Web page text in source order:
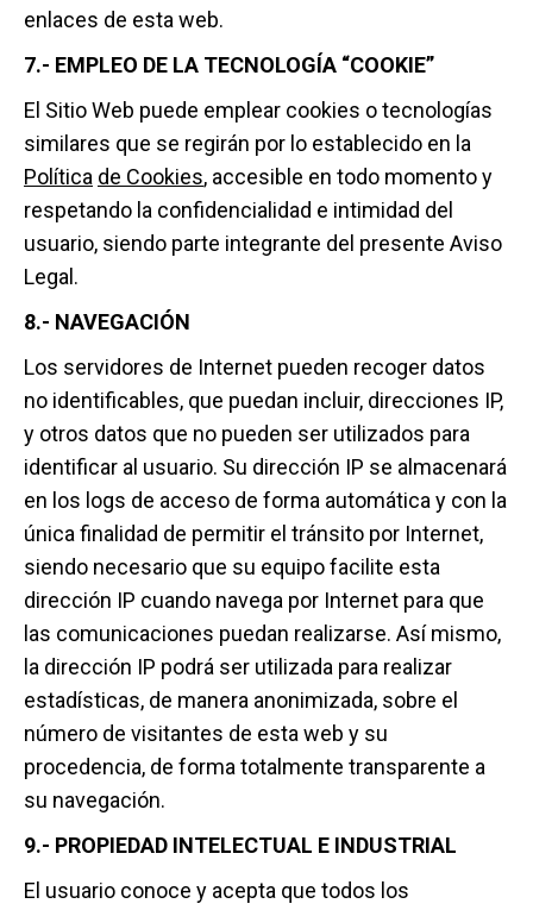
enlaces de esta web.
7.- EMPLEO DE LA TECNOLOGÍA “COOKIE”
El Sitio Web puede emplear cookies o tecnologías
similares que se regirán por lo establecido en la
Política de Cookies, accesible en todo momento y
respetando la confidencialidad e intimidad del
usuario, siendo parte integrante del presente Aviso
Legal.
8.- NAVEGACIÓN
Los servidores de Internet pueden recoger datos
no identificables, que puedan incluir, direcciones IP,
y otros datos que no pueden ser utilizados para
identificar al usuario. Su dirección IP se almacenará
en los logs de acceso de forma automática y con la
única finalidad de permitir el tránsito por Internet,
siendo necesario que su equipo facilite esta
dirección IP cuando navega por Internet para que
las comunicaciones puedan realizarse. Así mismo,
la dirección IP podrá ser utilizada para realizar
estadísticas, de manera anonimizada, sobre el
número de visitantes de esta web y su
procedencia, de forma totalmente transparente a
su navegación.
9.- PROPIEDAD INTELECTUAL E INDUSTRIAL
El usuario conoce y acepta que todos los